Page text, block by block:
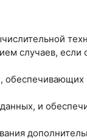
случаев, если
и